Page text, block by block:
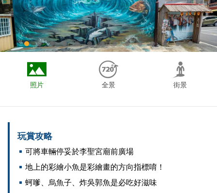
照片 全景 街景
玩賞攻略
可將車輛停妥於李聖宮廟前廣場
地上的彩繪小魚是彩繪畫的方向指標唷！
蚵嗲、烏魚子、炸吳郭魚是必吃好滋味